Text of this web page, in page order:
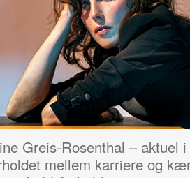
Greis-Rosenthal – aktuel i
mellem karriere og